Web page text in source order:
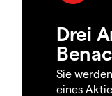
Drei
Sie
eines